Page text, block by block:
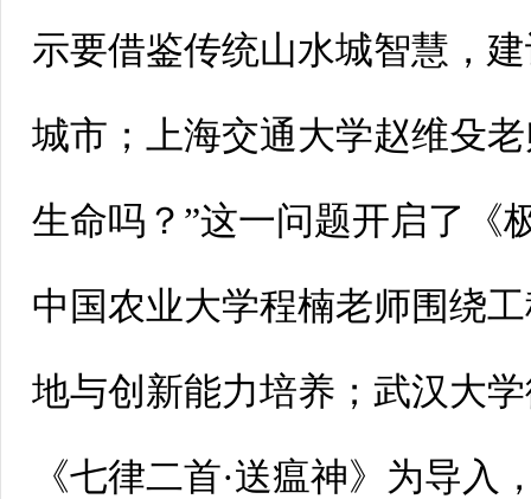
示要借鉴传统山水城智慧，
城市；上海交通大学赵维殳
生命吗？”这一问题开启了《
中国农业大学程楠老师围绕
地与创新能力培养；武汉大
《七律二首·送瘟神》为导入